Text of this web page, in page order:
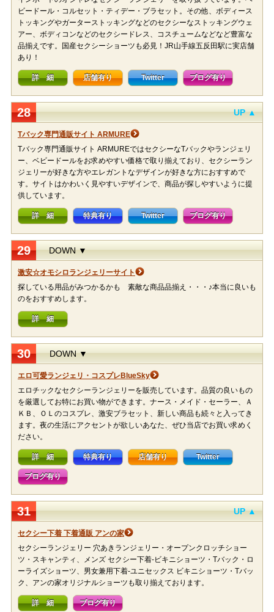
ビードール・コルセット・ティデー・ブラセット。その他、ボディース
トッキングやガーターストッキングなどのセクシーなストッキングウェ
アー、ボディコンなどのセクシードレス、コスチュームなどなど豊富な
品揃えです。国産セクシーショーツも必見！JR山手線五反田駅に実店舗
あり！
詳 細 店舗有り Twitter ブログ有り
28 UP ▲
Tバック専門通販サイト ARMURE
Tバック専門通販サイト ARMUREではセクシーなTバックやランジェリ
ー、ベビードールをお求めやすい価格で取り揃えており、セクシーラン
ジェリーが好きな方やエレガントなデザインが好きな方におすすめで
す。サイトはかわいく見やすいデザインで、商品が探しやすいように提
供しています。
詳 細 特典有り Twitter ブログ有り
29 DOWN ▼
激安☆オモシロランジェリーサイト
探している用品がみつかるかも 素敵な商品品揃え・・・♪本当に良いも
のをおすすめします。
詳 細
30 DOWN ▼
エロ可愛ランジェリ・コスプレBlueSky
エロチックなセクシーランジェリーを販売しています。品質の良いもの
を厳選してお特にお買い物ができます。ナース・メイド・セーラー、Ａ
ＫＢ、ＯＬのコスプレ、激安ブラセット、新しい商品も続々と入ってき
ます。夜の生活にアクセントが欲しいあなた、ぜひ当店でお買い求めく
ださい。
詳 細 特典有り 店舗有り Twitter
ブログ有り
31 UP ▲
セクシー下着 下着通販 アンの家
セクシーランジェリー 穴あきランジェリー・オープンクロッチショー
ツ・スキャンティ、メンズ セクシー下着-ビキニショーツ・Tバック・ロ
ーライズショーツ、男女兼用下着-ユニセックス ビキニショーツ・Tバッ
ク、アンの家オリジナルショーツも取り揃えております。
詳 細 ブログ有り